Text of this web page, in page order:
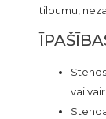
tilpumu,
vai